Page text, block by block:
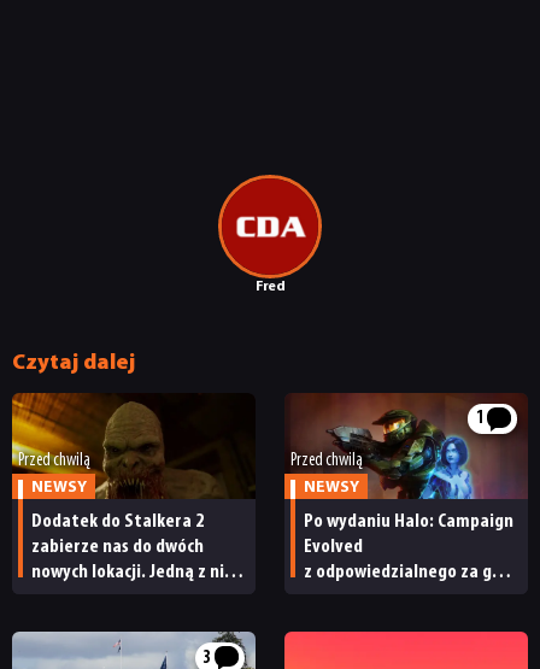
Fred
Czytaj dalej
Przed chwilą
NEWSY
Dodatek do Stalkera 2
zabierze nas do dwóch
nowych lokacji. Jedną z nich
1
Przed chwilą
NEWSY
Po wydaniu Halo: Campaign
Evolved
z odpowiedzialnego za grę
3